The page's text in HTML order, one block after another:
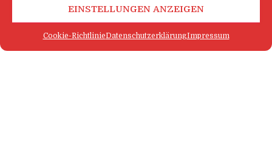
EINSTELLUNGEN ANZEIGEN
Cookie-RichtlinieDatenschutzerklärungImpressum